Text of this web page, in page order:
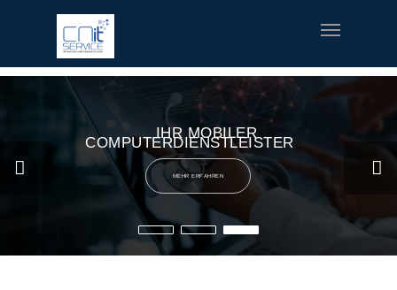
fred meyer gift card
fusion coupons build a bear printable coupon 10
rush music
special welcome coupon
IHR MOBILER
COMPUTERDIENSTLEISTER
MEHR ERFAHREN